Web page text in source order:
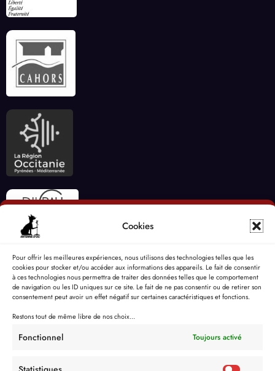
Cookies
Pour offrir les meilleures expériences, nous utilisons des technologies telles que les
cookies pour stocker et/ou accéder aux informations des appareils. Le fait de consentir
à ces technologies nous permettra de traiter des données telles que le comportement
de navigation ou les ID uniques sur ce site. Le fait de ne pas consentir ou de retirer son
consentement peut avoir un effet négatif sur certaines caractéristiques et fonctions.
Restons tout de même libre de nos choix...
Fonctionnel Toujours activé